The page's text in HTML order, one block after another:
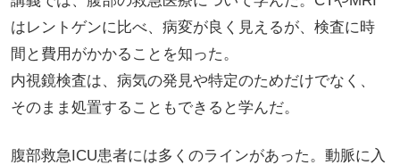
はレントゲンに比べ、病変が良く見えるが、検査に時
間と費用がかかることを知った。
内視鏡検査は、病気の発見や特定のためだけでなく、
そのまま処置することもできると学んだ。
腹部救急ICU患者には多くのラインがあった。動脈に入